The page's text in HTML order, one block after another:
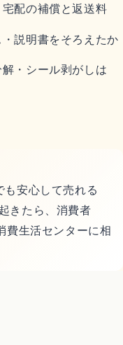
配の補償と返送料
説明書をそろえたか
・シール剥がしは
安心して売れる
きたら、消費者
費生活センターに相